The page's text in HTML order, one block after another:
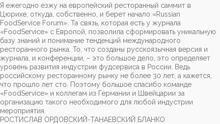
Я ежегодно езжу на европейский ресторанный саммит в
Цюрихе, откуда, собственно, и берет начало «Russian
FoodService Forum». Та связь, которая есть у журнала
«FoodService» с Европой, позволила сформировать уникальную
базу знаний и понимание тенденций международного
ресторанного рынка. То, что созданы русскоязычная версия и
журнала, и конференции, – это большое дело, это определяет
уровень развития индустрии фудсервиса в России. Ведь
российскому ресторанному рынку не более 30 лет, а кажется,
что прошло лет сто. Поэтому большое спасибо команде
«FoodService» и коллегам из Германии и Швейцарии за
организацию такого необходимого для любой индустрии
мероприятия.
РОСТИСЛАВ ОРДОВСКИЙ-ТАНАЕВСКИЙ БЛАНКО